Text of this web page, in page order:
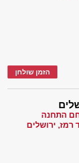
הזמן שולחן
4, מתחם התחנה
רמז, ירושלים